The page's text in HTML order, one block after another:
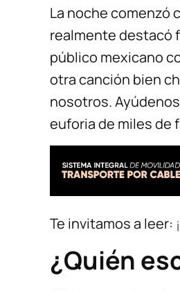
La noche comenzó
realmente destacó
público mexicano
otra canción bien
nosotros.
euforia de miles de
Te invitamos a leer:
¿Quién